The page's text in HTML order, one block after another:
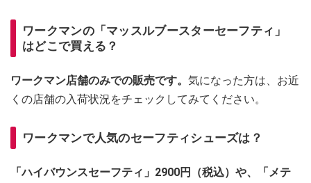
ワークマンの「マッスルブースターセーフティ」
はどこで買える？
ワークマン店舗のみでの販売です。 気になった方は、お近
くの店舗の入荷状況をチェックしてみてください。
ワークマンで人気のセーフティシューズは？
「ハイバウンスセーフティ」2900円（税込）や、「メテ